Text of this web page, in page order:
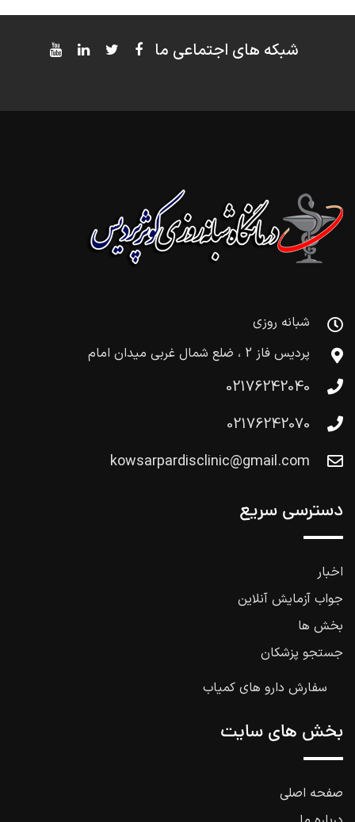
شبکه های اجتماعی ما
شبانه روزی
پردیس فاز 2 ، ضلع شمال غربی میدان امام
02176242040
02176242070
kowsarpardisclinic@gmail.com
دسترسی سریع
اخبار
جواب آزمایش آنلاین
بخش ها
جستجو پزشکان
سفارش دارو های کمیاب
بخش های سایت
صفحه اصلی